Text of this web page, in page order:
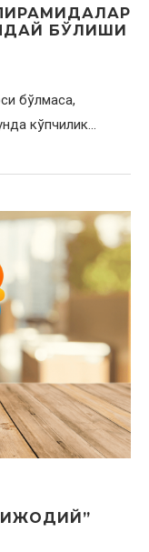
БЎЛИШИ
бўлмаса,
кўпчилик…